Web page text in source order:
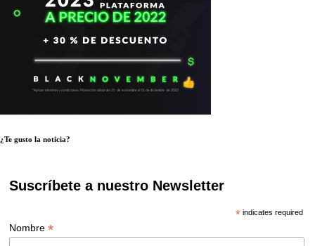
¿Te gusto la noticia?
Suscríbete a nuestro Newsletter
*indicates required
Nombre*